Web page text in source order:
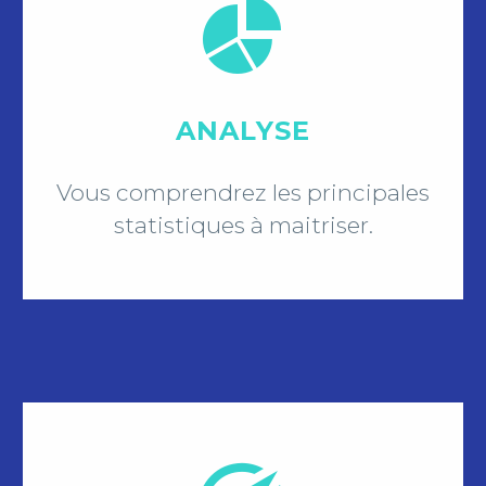


ANALYSE
Vous comprendrez les principales
statistiques à maitriser.